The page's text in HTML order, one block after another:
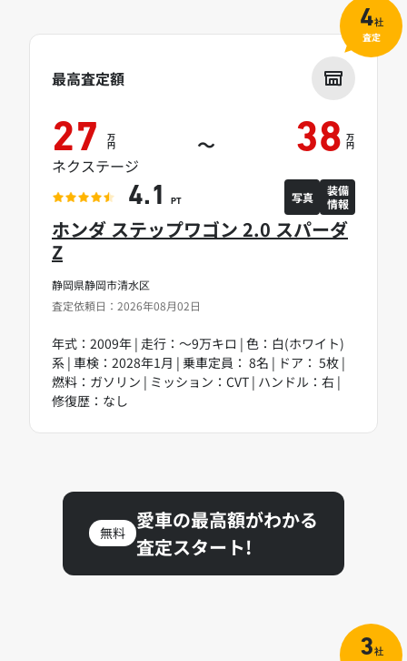
静岡県静岡市清水区
査定依頼日：2026年08月02日
ホンダ ステップワゴン 2.0 スパーダ
Z
年式：2009年 | 走行：～9万キロ | 色：白(ホワイト)
系 | 車検：2028年1月 | 乗車定員： 8名 | ドア： 5枚 |
燃料：ガソリン | ミッション：CVT | ハンドル：右 |
修復歴：なし
最高査定額
27 万
円 ～ 38 万
円
ネクステージ
4.1 PT 写真
装備
情報
4社
査定
無料
愛車の最高額がわかる
査定スタート!
3社